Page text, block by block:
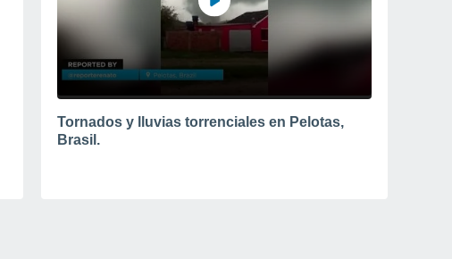
Tornados y lluvias torrenciales en Pelotas,
Brasil.